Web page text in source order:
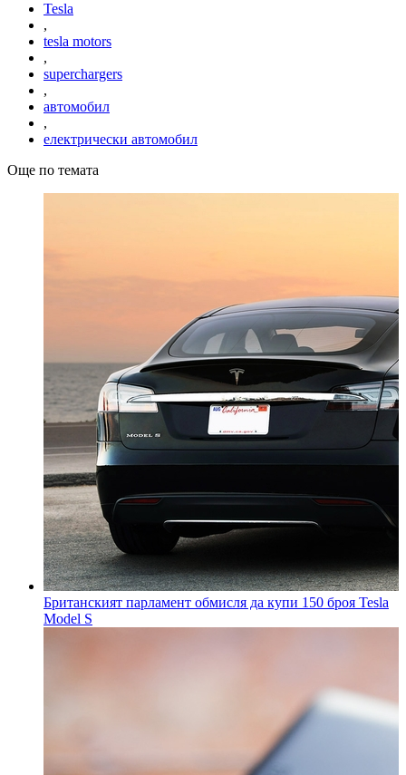
Tesla
,
tesla motors
,
superchargers
,
автомобил
,
електрически автомобил
Още по темата
Британският парламент обмисля да купи 150 броя Tesla
Model S